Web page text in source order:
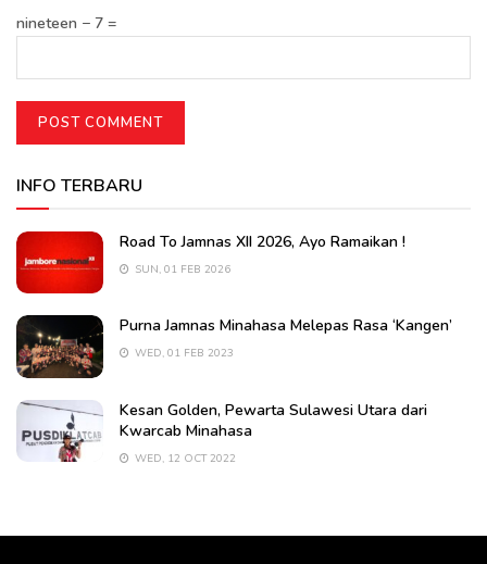
nineteen − 7 =
INFO TERBARU
Road To Jamnas XII 2026, Ayo Ramaikan !
SUN, 01 FEB 2026
Purna Jamnas Minahasa Melepas Rasa ‘Kangen’
WED, 01 FEB 2023
Kesan Golden, Pewarta Sulawesi Utara dari
Kwarcab Minahasa
WED, 12 OCT 2022